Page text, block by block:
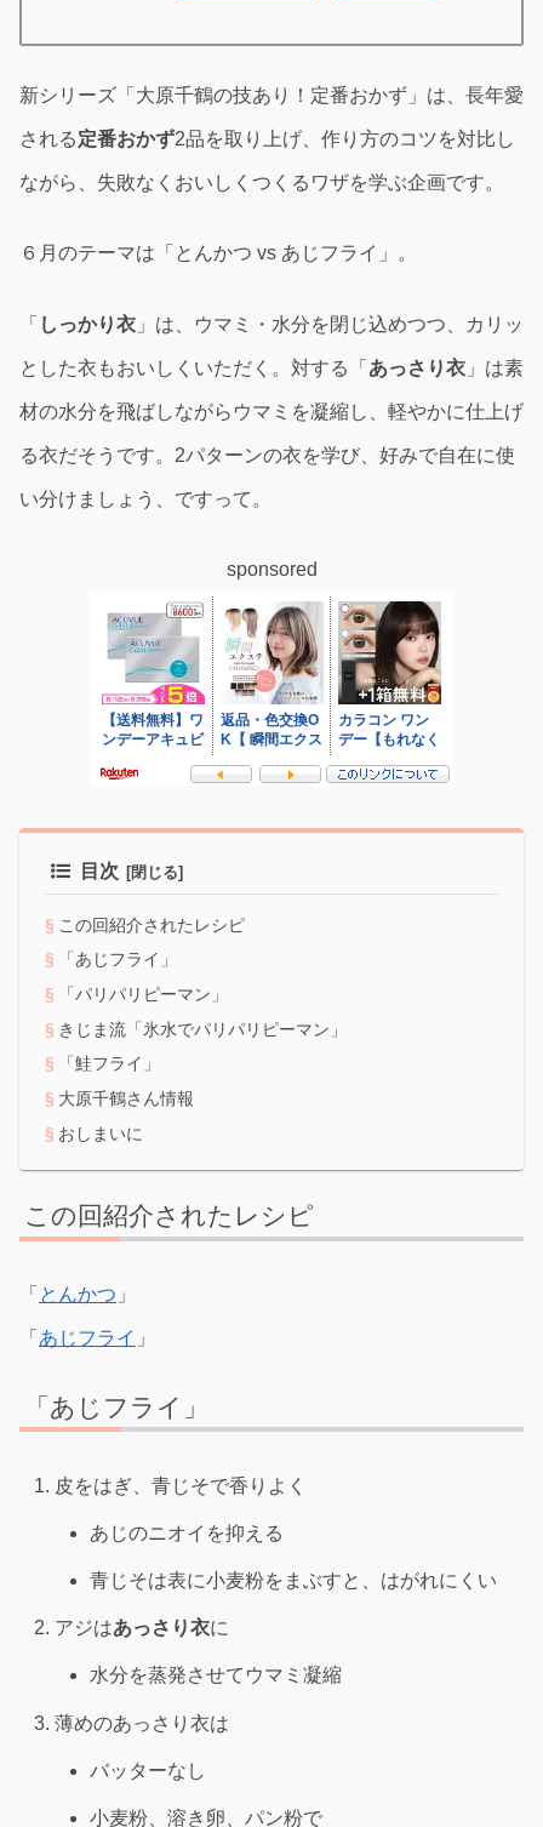
新シリーズ「大原千鶴の技あり！定番おかず」は、長年愛
される定番おかず2品を取り上げ、作り方のコツを対比し
ながら、失敗なくおいしくつくるワザを学ぶ企画です。
６月のテーマは「とんかつ vs あじフライ」。
「 しっかり衣 」は、ウマミ・水分を閉じ込めつつ、カリッ
とした衣もおいしくいただく。対する「 あっさり衣 」は素
材の水分を飛ばしながらウマミを凝縮し、軽やかに仕上げ
る衣だそうです。2パターンの衣を学び、好みで自在に使
い分けましょう、ですって。
sponsored
目次
この回紹介されたレシピ
「あじフライ」
「パリパリピーマン」
きじま流「氷水でパリパリピーマン」
「鮭フライ」
大原千鶴さん情報
おしまいに
この回紹介されたレシピ
「 とんかつ 」
「 あじフライ 」
「あじフライ」
皮をはぎ、青じそで香りよく
あじのニオイを抑える
青じそは表に小麦粉をまぶすと、はがれにくい
アジはあっさり衣に
水分を蒸発させてウマミ凝縮
薄めのあっさり衣は
バッターなし
小麦粉、溶き卵、パン粉で